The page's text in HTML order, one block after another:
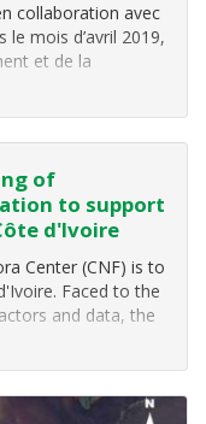
collaboration avec
mois d’avril 2019,
et de la
la résilience
of
to support
d'Ivoire
Center (CNF) is to
Faced to the
and data, the
a BID